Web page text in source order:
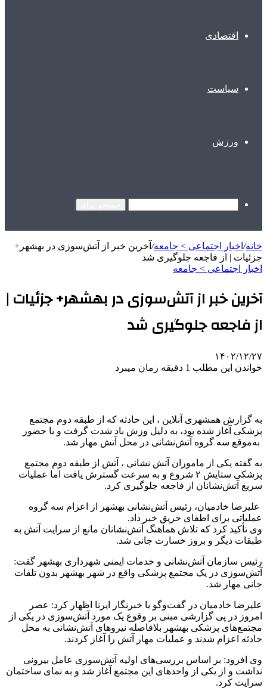
اقتصادی
سیاست
ورزش
خانه/ اخبار اجتماعی > جامعه/ آخرین خبر از آتش‌سوزی در بهشهر+
جزئیات | از فاجعه جلوگیری شد
اخبار اجتماعی > جامعه
آخرین خبر از آتش‌سوزی در بهشهر+ جزئیات |
از فاجعه جلوگیری شد
۱۴۰۲/۱۲/۲۷
خواندن این مطلب 1 دقیقه زمان میبرد
به گزارش همشهری‌ آنلاین ، این حادثه که از طبقه دوم مجتمع
پزشکی آغاز شده بود، به دلیل وزش باد شدت گرفت و با حضور
به‌موقع سه گروه آتش‌نشانی در محل آتش مهار شد.
به گفته یکی از ماموران آتش نشانی ، آتش از طبقه دوم مجتمع
پزشکی ستایش ۲ شروع و به‌ سرعت گسترش یافت اما عملیات
سریع آتش‌نشانان از فاجعه جلوگیری کرد.
علیرضا خادمیان، رئیس آتش‌نشانی بهشهر از اعزام سه گروه
عملیاتی برای اطفای حریق خبر داد.
وی تأکید کرد که تلاش هماهنگ آتش‌نشانان مانع از سرایت آتش به
طبقات دیگر و بروز خسارت جانی شد.
رئیس سازمان آتش‌نشانی و خدمات ایمنی شهرداری بهشهر گفت:
آتش‌سوزی در یک مجتمع پزشکی واقع در شهر بهشهر بدون تلفات
جانی مهار شد.
علیرضا خادمیان در گفت‌وگو با خبرنگار ایرنا اظهار کرد: عصر
امروز در پی گزارشی مبنی بر وقوع یک مورد آتش‌سوزی در یکی از
مجتمع‌های پزشکی بهشهر بلافاصله نیروهای آتش‌نشانی به محل
حادثه اعزام شدند و عملیات مهار آتش را آغاز کردند.
وی افزود: بر اساس بررسی‌های اولیه آتش‌سوزی عامل بیرونی
نداشت و از یکی از واحدهای این مجتمع آغاز شد و به نمای ساختمان
سرایت کرد.